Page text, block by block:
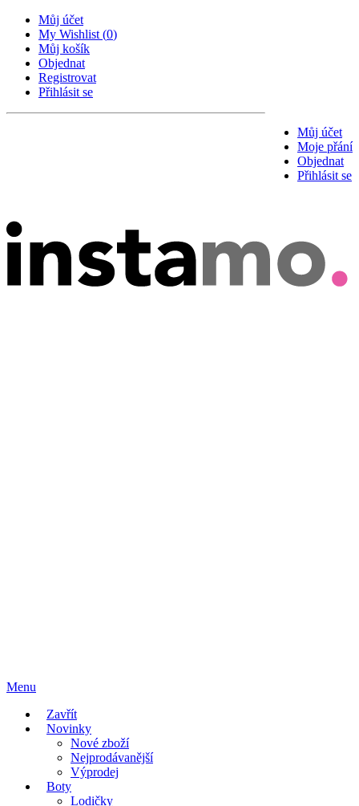
Můj účet
My Wishlist (0)
Můj košík
Objednat
Registrovat
Přihlásit se
Můj účet
Moje přání
Objednat
Přihlásit se
Menu
Zavřít
Novinky
Nové zboží
Nejprodávanější
Výprodej
Boty
Lodičky